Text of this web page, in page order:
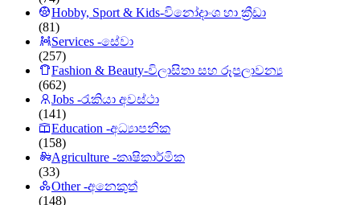
Hobby, Sport & Kids-විනෝදාංශ හා ක්‍රීඩා
(81)
Services -සේවා
(257)
Fashion & Beauty-විලාසිතා සහ රූපලාවන්‍ය
(662)
Jobs -රැකියා අවස්ථා
(141)
Education -අධ්‍යාපනික
(158)
Agriculture -කෘෂිකාර්මික
(33)
Other -අනෙකුත්
(148)